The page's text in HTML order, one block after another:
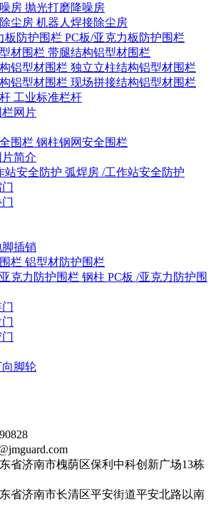
抛光打磨降噪房
机器人焊接除尘房
PC板/亚克力板防护围栏
带腿结构铝型材围栏
独立立柱结构铝型材围栏
现场拼接结构铝型材围栏
工业标准栏杆
栏网片
钢柱钢网安全围栏
片简介
弧焊房 /工作站安全防护
插销
铝型材防护围栏
钢柱 PC板 /亚克力防护围
向脚轮
省济南市槐荫区保利中科创新广场13栋
省济南市长清区平安街道平安北路以南